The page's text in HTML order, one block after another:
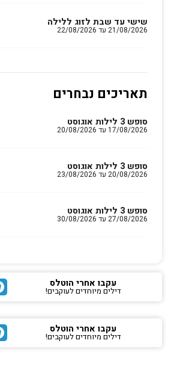
שישי עד שבת לזוג ללילה
21/08/2026 עד 22/08/2026
תאריכים נבחרים
סופש 3 לילות אוגוסט
17/08/2026 עד 20/08/2026
סופש 3 לילות אוגוסט
20/08/2026 עד 23/08/2026
סופש 3 לילות אוגוסט
27/08/2026 עד 30/08/2026
עקבו אחרי הוטלס
דילים מיוחדים לעוקבים!
עקבו אחרי הוטלס
דילים מיוחדים לעוקבים!